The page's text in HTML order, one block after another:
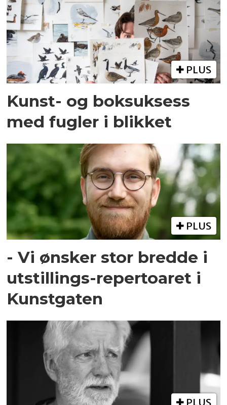
PLUS
Kunst- og boksuksess
med fugler i blikket
PLUS
- Vi ønsker stor bredde i
utstillings-repertoaret i
Kunstgaten
PLUS